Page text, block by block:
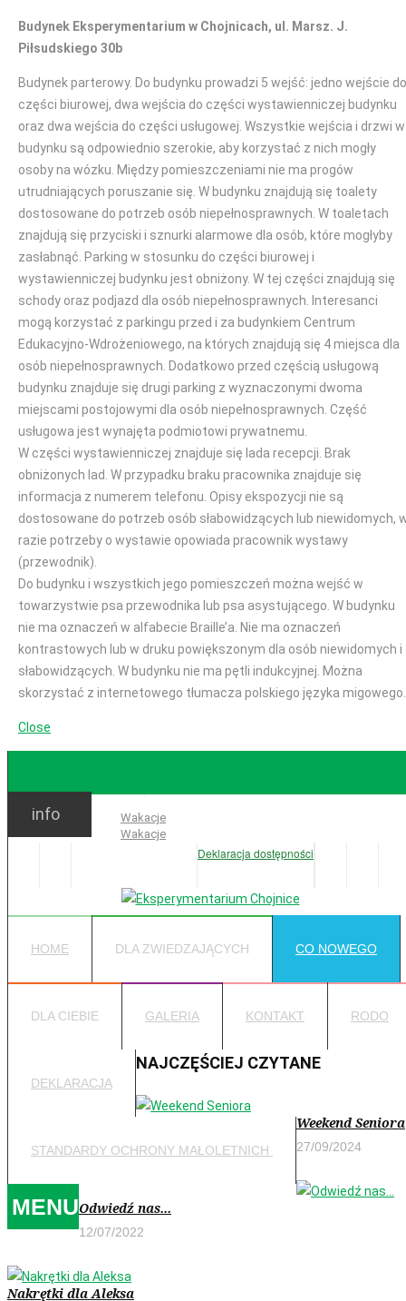
Budynek Eksperymentarium w Chojnicach, ul. Marsz. J.
Piłsudskiego 30b
Budynek parterowy. Do budynku prowadzi 5 wejść: jedno wejście do
części biurowej, dwa wejścia do części wystawienniczej budynku
oraz dwa wejścia do części usługowej. Wszystkie wejścia i drzwi w
budynku są odpowiednio szerokie, aby korzystać z nich mogły
osoby na wózku. Między pomieszczeniami nie ma progów
utrudniających poruszanie się. W budynku znajdują się toalety
dostosowane do potrzeb osób niepełnosprawnych. W toaletach
znajdują się przyciski i sznurki alarmowe dla osób, które mogłyby
zasłabnąć. Parking w stosunku do części biurowej i
wystawienniczej budynku jest obniżony. W tej części znajdują się
schody oraz podjazd dla osób niepełnosprawnych. Interesanci
mogą korzystać z parkingu przed i za budynkiem Centrum
Edukacyjno-Wdrożeniowego, na których znajdują się 4 miejsca dla
osób niepełnosprawnych. Dodatkowo przed częścią usługową
budynku znajduje się drugi parking z wyznaczonymi dwoma
miejscami postojowymi dla osób niepełnosprawnych. Część
usługowa jest wynajęta podmiotowi prywatnemu.
W części wystawienniczej znajduje się lada recepcji. Brak
obniżonych lad. W przypadku braku pracownika znajduje się
informacja z numerem telefonu. Opisy ekspozycji nie są
dostosowane do potrzeb osób słabowidzących lub niewidomych,
razie potrzeby o wystawie opowiada pracownik wystawy
(przewodnik).
Do budynku i wszystkich jego pomieszczeń można wejść w
towarzystwie psa przewodnika lub psa asystującego. W budynku
nie ma oznaczeń w alfabecie Braille’a. Nie ma oznaczeń
kontrastowych lub w druku powiększonym dla osób niewidomych i
słabowidzących. W budynku nie ma pętli indukcyjnej. Można
skorzystać z internetowego tłumacza polskiego języka migowego.
Close
Ważne:
Wakacje
Wakacje
Deklaracja dostępności
info
HOME DLA ZWIEDZAJĄCYCH CO NOWEGO
DLA CIEBIE GALERIA KONTAKT RODO
DEKLARACJA
STANDARDY OCHRONY MAŁOLETNICH
MENU
NAJCZĘŚCIEJ CZYTANE
Weekend Seniora
27/09/2024
Odwiedź nas...
12/07/2022
Nakrętki dla Aleksa